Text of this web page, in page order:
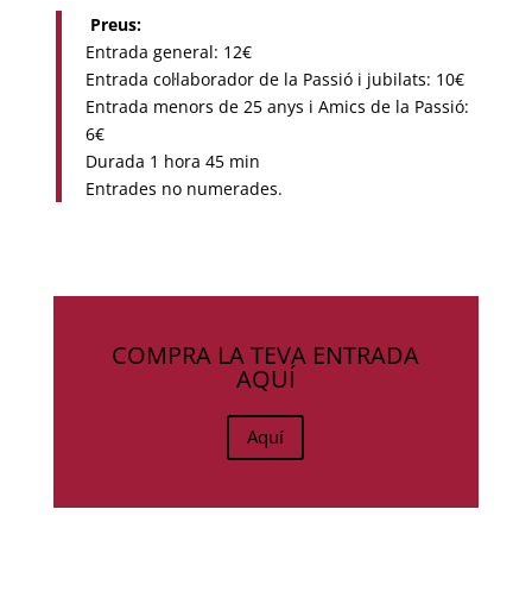
Preus:
Entrada general: 12€
Entrada col·laborador de la Passió i jubilats: 10€
Entrada menors de 25 anys i Amics de la Passió:
6€
Durada 1 hora 45 min
Entrades no numerades.
COMPRA LA TEVA ENTRADA
AQUÍ
Aquí